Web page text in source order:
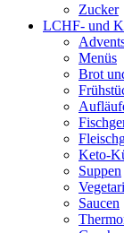
Zucker
LCHF- und
Menüs
Brot
Keto-
Suppen
Saucen